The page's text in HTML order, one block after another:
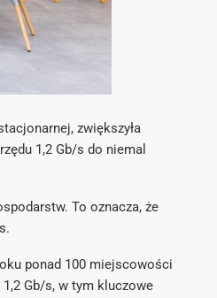
zwiększyła
1,2 Gb/s do niemal
To oznacza, że
ponad 100 miejscowości
Gb/s, w tym kluczowe